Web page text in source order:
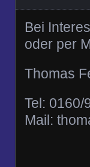
Bei
oder per
Thomas
Tel: 0160/
Mail: